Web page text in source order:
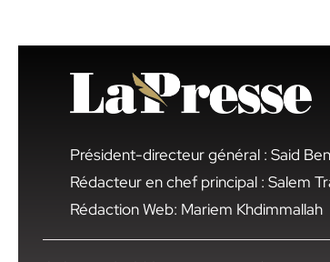
Président-directeur général : Said
Rédacteur en chef principal : Salem
Rédaction Web: Mariem Khdimmallah